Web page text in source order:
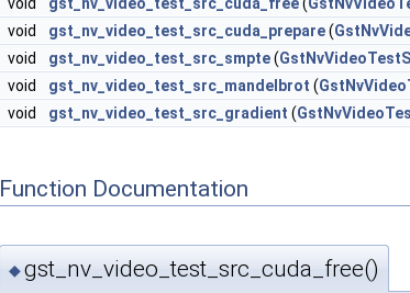
void
gst_nv_video_test_src_cuda_prepare(
void
gst_nv_video_test_src_smpte(
void
gst_nv_video_test_src_mandelbrot (
void
gst_nv_video_test_src_gradient (
Function Documentation
◆gst_nv_video_test_src_cuda_free()